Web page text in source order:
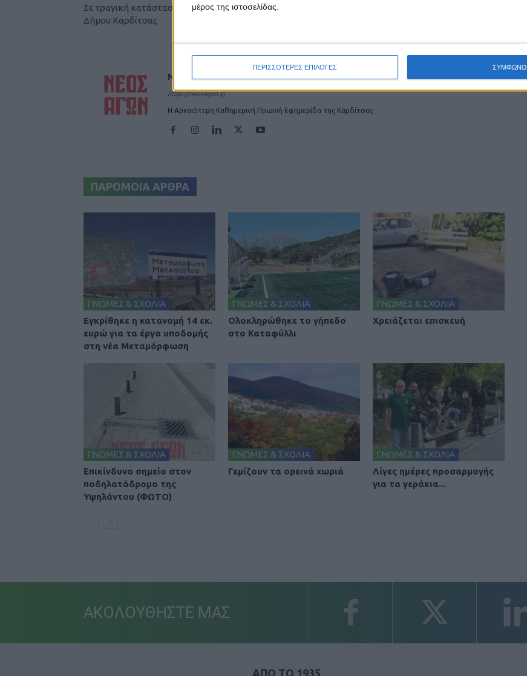
μέρος της ιστοσελίδας.
ΠΕΡΙΣΣΟΤΕΡΕΣ ΕΠΙΛΟΓΕΣ ΣΥΜΦΩΝΩ
Σε τραγική κατάσταση τα υπαίθρια γλυπτά του
Δήμου Καρδίτσας
ΝΕΟΣ ΑΓΩΝ
https://neosagon.gr
Η Αρχαιότερη Καθημερινή Πρωινή Εφημερίδα της Καρδίτσας
ΠΑΡΟΜΟΙΑ ΑΡΘΡΑ
ΓΝΩΜΕΣ & ΣΧΟΛΙΑ
Εγκρίθηκε η κατανομή 14 εκ.
ευρώ για τα έργα υποδομής
στη νέα Μεταμόρφωση
ΓΝΩΜΕΣ & ΣΧΟΛΙΑ
Ολοκληρώθηκε το γήπεδο
στο Καταφύλλι
ΓΝΩΜΕΣ & ΣΧΟΛΙΑ
Χρειάζεται επισκευή
ΓΝΩΜΕΣ & ΣΧΟΛΙΑ
Επικίνδυνο σημείο στον
ποδηλατόδρομο της
Υψηλάντου (ΦΩΤΟ)
ΓΝΩΜΕΣ & ΣΧΟΛΙΑ
Γεμίζουν τα ορεινά χωριά
ΓΝΩΜΕΣ & ΣΧΟΛΙΑ
Λίγες ημέρες προσαρμογής
για τα γεράκια...
ΑΚΟΛΟΥΘΗΣΤΕ ΜΑΣ
ΑΠΟ ΤΟ 1935